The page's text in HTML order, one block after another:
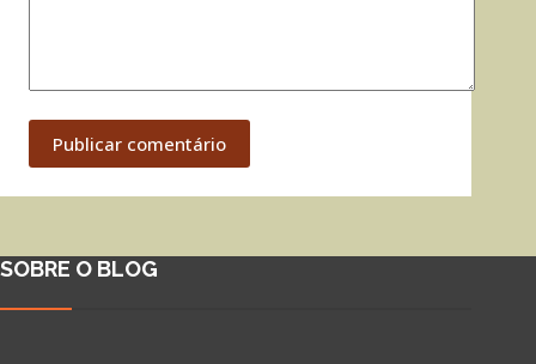
Publicar comentário
SOBRE O BLOG